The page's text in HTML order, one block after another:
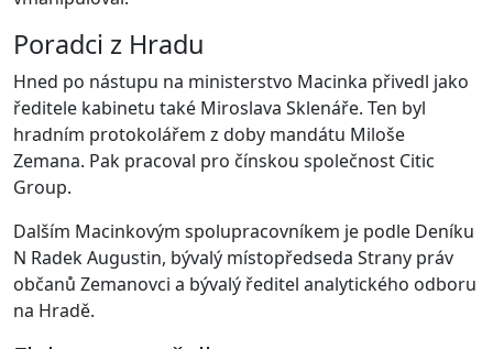
Poradci z Hradu
Hned po nástupu na ministerstvo Macinka přivedl jako
ředitele kabinetu také Miroslava Sklenáře. Ten byl
hradním protokolářem z doby mandátu Miloše
Zemana. Pak pracoval pro čínskou společnost Citic
Group.
Dalším Macinkovým spolupracovníkem je podle Deníku
N Radek Augustin, bývalý místopředseda Strany práv
občanů Zemanovci a bývalý ředitel analytického odboru
na Hradě.